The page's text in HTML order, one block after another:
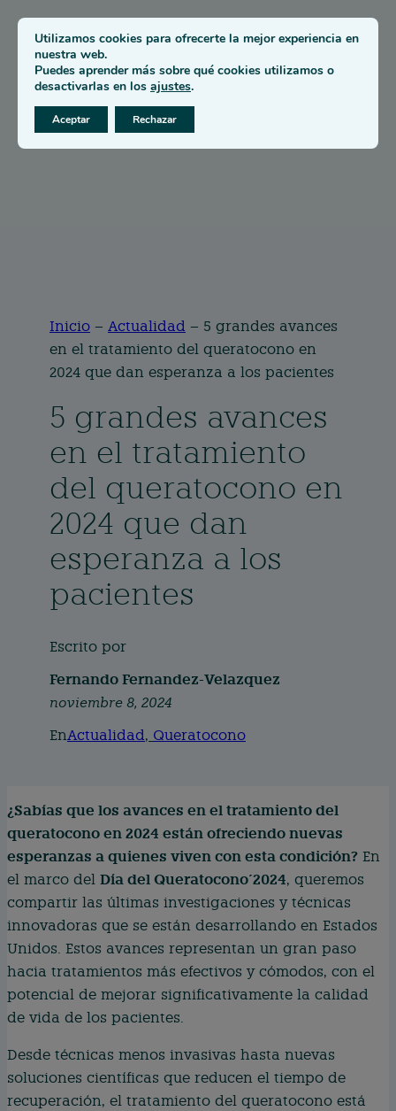
Inicio – Actualidad – 5 grandes avances
en el tratamiento del queratocono en
2024 que dan esperanza a los pacientes
5 grandes avances
en el tratamiento
del queratocono en
2024 que dan
esperanza a los
pacientes
Escrito por
Fernando Fernandez-Velazquez
noviembre 8, 2024
EnActualidad, Queratocono
¿Sabías que los avances en el tratamiento del
queratocono en 2024 están ofreciendo nuevas
esperanzas a quienes viven con esta condición? En
el marco del Día del Queratocono´2024, queremos
compartir las últimas investigaciones y técnicas
innovadoras que se están desarrollando en Estados
Unidos. Estos avances representan un gran paso
hacia tratamientos más efectivos y cómodos, con el
potencial de mejorar significativamente la calidad
de vida de los pacientes.
Desde técnicas menos invasivas hasta nuevas
soluciones científicas que reducen el tiempo de
recuperación, el tratamiento del queratocono está
Utilizamos cookies para ofrecerte la mejor experiencia en
nuestra web.
Puedes aprender más sobre qué cookies utilizamos o
desactivarlas en los ajustes.
Aceptar Rechazar